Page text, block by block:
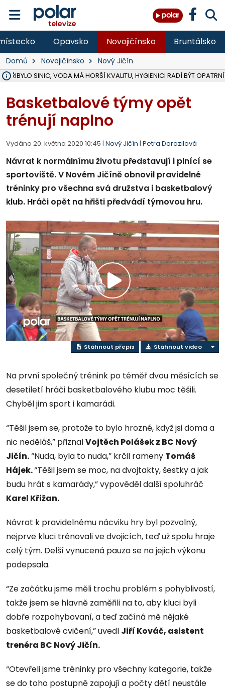
Opavsko Novojičínsko Bruntálsko
Domů Novojičínsko Nový Jičín
PŘIBYLO SINIC, VODA MÁ HORŠÍ KVALITU, HYGIENICI RADÍ BÝT OPATRNÍ
Basketbalové týmy opět
trénují naplno
Vydáno 20. května 2020 10:45 | Nový Jičín | Petra Dorazilová
Návrat k normálnímu životu představují i plnící se
sportoviště. V Novém Jičíně obnovil pravidelné
tréninky pro všechna svá družstva i basketbalový
klub. Hráči opět na hřišti předvádí týmovou hru.
Přehrát
video
Stáhnout přepis Stáhnout video
Na první společný trénink po téměř dvou měsících se
desetiletí hráči basketbalového klubu moc těšili.
Chyběl jim sport i kamarádi.
“Těšil jsem se, protože to bylo hrozné, když jsi doma a
nic neděláš,” přiznalVojtěch Polášek z BC Nový
Jičín.“Nuda, byla to nuda,” krčil rameny Tomáš
Hájek.“Těšil jsem se moc, na dvojtakty, šestky a jak
budu hrát s kamarády,” vypověděl další spoluhráč
Karel Křižan.
Návrat k pravidelnému nácviku hry byl pozvolný,
nejprve kluci trénovali ve dvojicích, teď už spolu hraje
celý tým. Delší vynucená pauza se na jejich výkonu
podepsala.
“Ze začátku jsme měli trochu problém s pohyblivostí,
takže jsem se hlavně zaměřili na to, aby kluci byli
dobře rozpohybovaní, a teď začíná mě nějaké
basketbalové cvičení,” uvedl Jiří Kováč, asistent
trenéra BC Nový Jičín.
“Otevřeli jsme tréninky pro všechny kategorie, takže
se do toho postupně zapojují a počty dětí neustále